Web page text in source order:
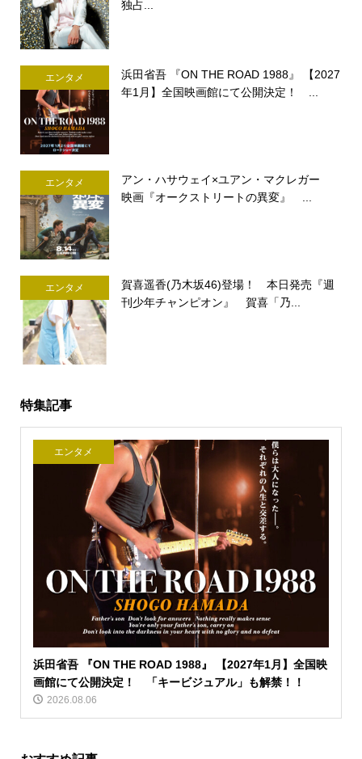
独占...
エンタメ
浜田省吾 『ON THE ROAD 1988』 【2027
年1月】全国映画館にて公開決定！ ...
エンタメ
アン・ハサウェイ×ユアン・マクレガー
映画『オークストリートの異変』 ...
エンタメ
賀喜遥香(乃木坂46)登場！ 本日発売『週
刊少年チャンピオン』 賀喜「乃...
特集記事
エンタメ
浜田省吾 『ON THE ROAD 1988』 【2027年1月】全国映
画館にて公開決定！ 「キービジュアル」も解禁！！
2026.08.06